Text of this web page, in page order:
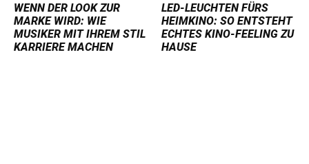
WENN DER LOOK ZUR
MARKE WIRD: WIE
MUSIKER MIT IHREM STIL
KARRIERE MACHEN
LED-LEUCHTEN FÜRS
HEIMKINO: SO ENTSTEHT
ECHTES KINO-FEELING ZU
HAUSE